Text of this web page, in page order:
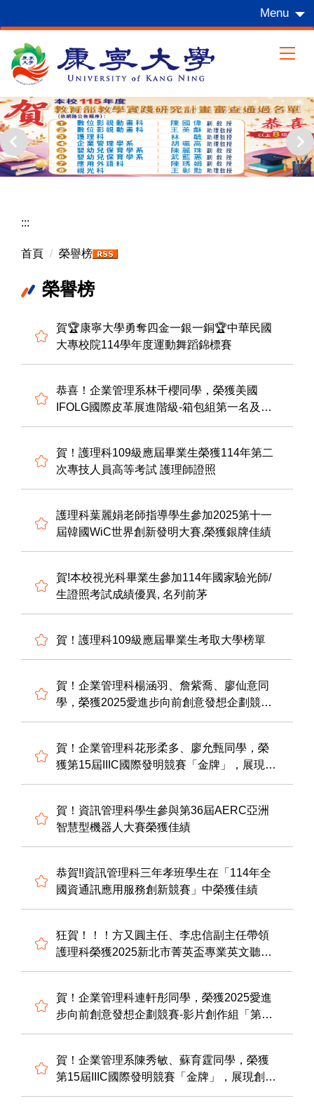
到
要
內
容
區
Menu
:::
首頁 榮譽榜
榮譽榜
賀🏆康寧大學勇奪四金一銀一銅🏆中華民國
大專校院114學年度運動舞蹈錦標賽
恭喜！企業管理系林千櫻同學，榮獲美國
IFOLG國際皮革展進階級-箱包組第一名及口
袋物品組 第一名，展現創意商品化能力。
賀！護理科109級應屆畢業生榮獲114年第二
次專技人員高等考試 護理師證照
護理科葉麗娟老師指導學生參加2025第十一
屆韓國WiC世界創新發明大賽,榮獲銀牌佳績
賀!本校視光科畢業生參加114年國家驗光師/
生證照考試成績優異, 名列前茅
賀！護理科109級應屆畢業生考取大學榜單
賀！企業管理科楊涵羽、詹紫喬、廖仙意同
學，榮獲2025愛進步向前創意發想企劃競賽-
行銷企劃案「第一名」，展現創意行銷企劃
賀！企業管理科花形柔多、廖允甄同學，榮
獲第15屆IIIC國際發明競賽「金牌」，展現創
意商品企劃能力。感謝熊漢琳、連章宸老師
賀！資訊管理科學生參與第36屆AERC亞洲
智慧型機器人大賽榮獲佳績
恭賀!!資訊管理科三年孝班學生在「114年全
國資通訊應用服務創新競賽」中榮獲佳績
狂賀！！！方又圓主任、李忠信副主任帶領
護理科榮獲2025新北市菁英盃專業英文聽力
與詞彙能力大賽 冠軍！
賀！企業管理科連軒彤同學，榮獲2025愛進
步向前創意發想企劃競賽-影片創作組「第三
名」，展現創意行銷企劃能力。感謝連章
賀！企業管理系陳秀敏、蘇育霆同學，榮獲
第15屆IIIC國際發明競賽「金牌」，展現創意
商品企劃能力。感謝熊漢琳、胡珮高、杜崇